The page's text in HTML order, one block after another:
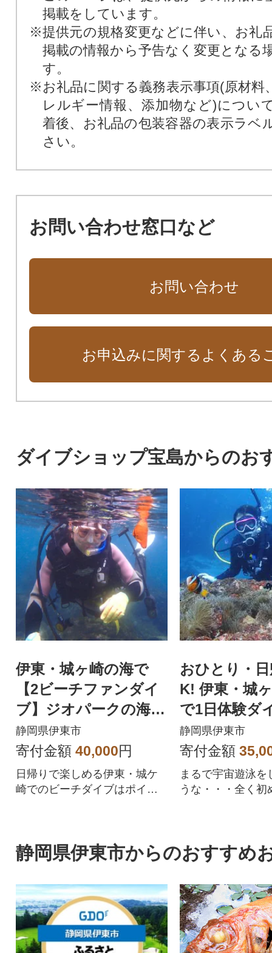
掲載をしています。
※提供元の規格変更などに伴い、お礼
掲載の情報から予告なく変更となる
す。
※お礼品に関する義務表示事項(原材料
レルギー情報、添加物など)につい
着後、お礼品の包装容器の表示ラベ
さい。
お問い合わせ窓口など
お問い合わせ
お申込みに関するよくある
ダイブショップ宝島からのお
伊東・城ヶ崎の海で
【2ビーチファンダイ
ブ】ジオパークの海中
世界をご案内!
静岡県伊東市
寄付金額 40,000円
日帰りで楽しめる伊東・城ケ
崎でのビーチダイブはポイン
おひとり・
K! 伊東・城
で1日体験ダ
静岡県伊東市
寄付金額
まるで宇宙遊泳を
うな・・・全く初
静岡県伊東市からのおすすめ